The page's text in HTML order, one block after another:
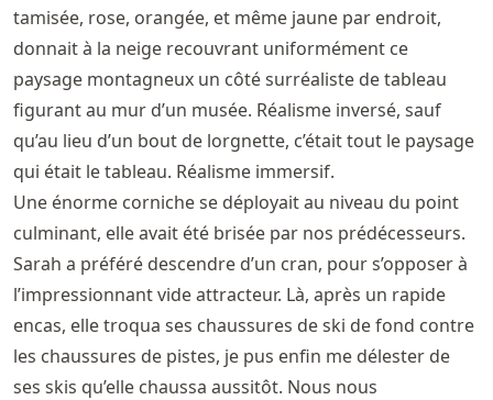
tamisée, rose, orangée, et même jaune par endroit,
donnait à la neige recouvrant uniformément ce
paysage montagneux un côté surréaliste de tableau
figurant au mur d’un musée. Réalisme inversé, sauf
qu’au lieu d’un bout de lorgnette, c’était tout le paysage
qui était le tableau. Réalisme immersif.
Une énorme corniche se déployait au niveau du point
culminant, elle avait été brisée par nos prédécesseurs.
Sarah a préféré descendre d’un cran, pour s’opposer à
l’impressionnant vide attracteur. Là, après un rapide
encas, elle troqua ses chaussures de ski de fond contre
les chaussures de pistes, je pus enfin me délester de
ses skis qu’elle chaussa aussitôt. Nous nous